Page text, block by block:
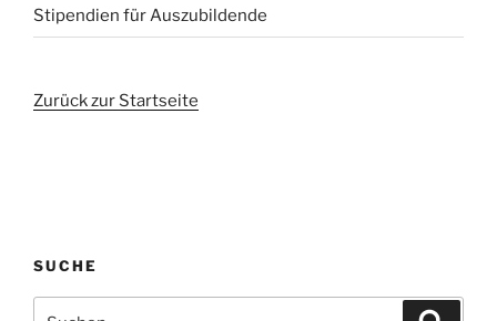
Stipendien für Auszubildende
Zurück zur Startseite
SUCHE